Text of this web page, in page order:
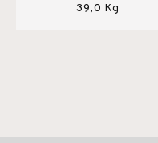
39,0 Kg